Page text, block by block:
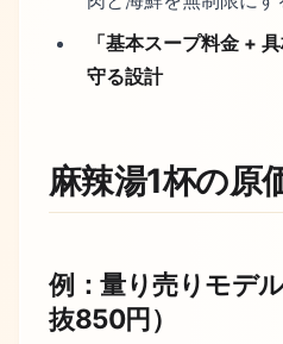
「基本スープ料金 +
守る設計
麻辣湯1杯の原
例：量り売りモデ
抜850円）